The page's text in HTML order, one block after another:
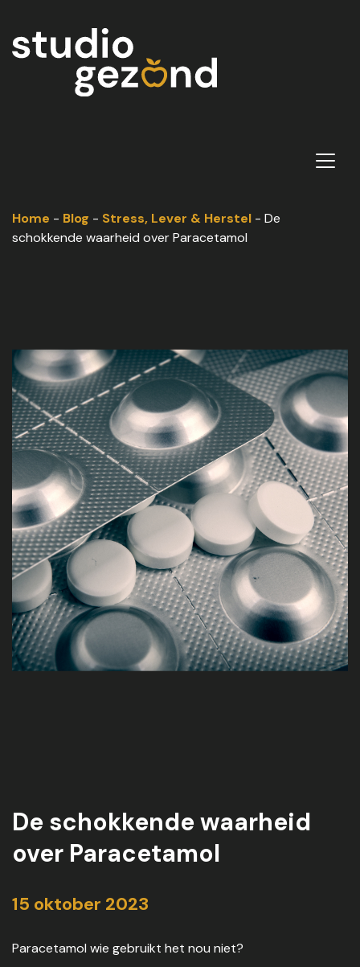
Home - Blog - Stress, Lever & Herstel - De
schokkende waarheid over Paracetamol
De schokkende waarheid
over Paracetamol
15 oktober 2023
Paracetamol wie gebruikt het nou niet?